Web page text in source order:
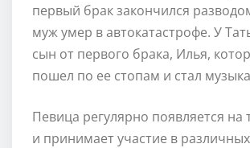
первый брак закончился
муж умер в автокатастрофе. У
сын от первого брака, Илья,
пошел по ее стопам и стал
Певица регулярно появляется на
и принимает участие в различных